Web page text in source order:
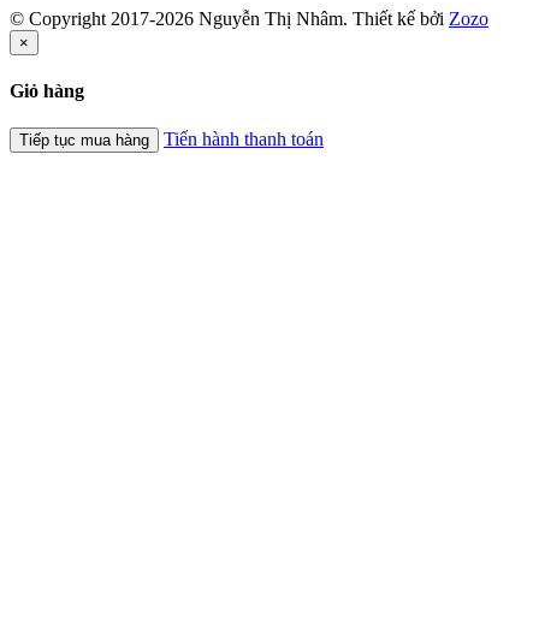
© Copyright 2017-2026 Nguyễn Thị Nhâm. Thiết kế bởi Zozo
×
Giỏ hàng
Tiếp tục mua hàng Tiến hành thanh toán